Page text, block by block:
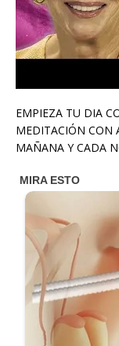
EMPIEZA TU DIA
MEDITACIÓN CON
MAÑANA Y CADA